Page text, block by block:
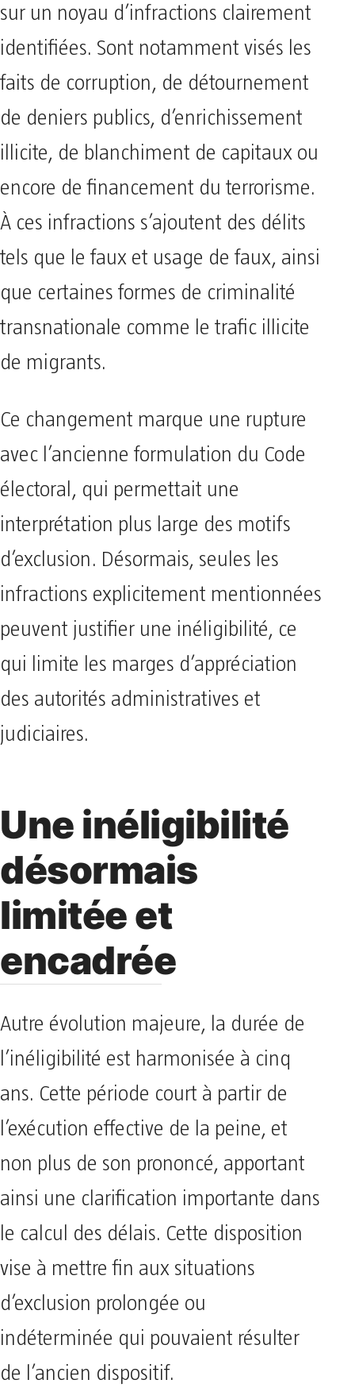
sur un noyau d’infractions clairement
identifiées. Sont notamment visés les
faits de corruption, de détournement
de deniers publics, d’enrichissement
illicite, de blanchiment de capitaux ou
encore de financement du terrorisme.
À ces infractions s’ajoutent des délits
tels que le faux et usage de faux, ainsi
que certaines formes de criminalité
transnationale comme le trafic illicite
de migrants.
Ce changement marque une rupture
avec l’ancienne formulation du Code
électoral, qui permettait une
interprétation plus large des motifs
d’exclusion. Désormais, seules les
infractions explicitement mentionnées
peuvent justifier une inéligibilité, ce
qui limite les marges d’appréciation
des autorités administratives et
judiciaires.
Une inéligibilité
désormais
limitée et
encadrée
Autre évolution majeure, la durée de
l’inéligibilité est harmonisée à cinq
ans. Cette période court à partir de
l’exécution effective de la peine, et
non plus de son prononcé, apportant
ainsi une clarification importante dans
le calcul des délais. Cette disposition
vise à mettre fin aux situations
d’exclusion prolongée ou
indéterminée qui pouvaient résulter
de l’ancien dispositif.